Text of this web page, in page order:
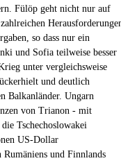
Fülöp geht nicht nur auf
so dass nur ein
und Sofia teilweise besser
unter vergleichsweise
und deutlich
Balkanländer. Ungarn
von Trianon - mit
Tschechoslowakei
US-Dollar
Rumäniens und Finnlands